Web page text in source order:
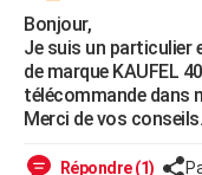
Mobiles
Meilleur smartphone
Internet
Ordinateurs
Jeux vidéo
Guide high-tech
+BRICOLAGE
Forum
Aménagement intérieur
Extérieur
Cuisine
Salle de bains
Jardinage
Rangement
WEEK-END
Guides de France
Escapades
Patrimoine
Expositions
Musées
Week-end nature
+
Bonjour,
Je suis un particulier
de marque KAUFEL
télécommande dans
Merci de vos conseils.
Répondre (1)